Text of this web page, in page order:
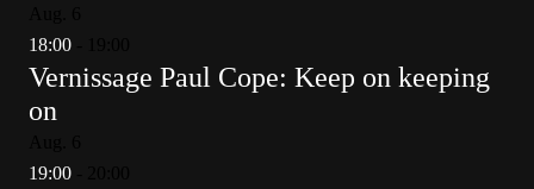
18:00
Vernissage Paul Cope: Keep on keeping
on
19:00